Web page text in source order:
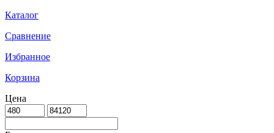
Каталог
Сравнение
Избранное
Корзина
Цена